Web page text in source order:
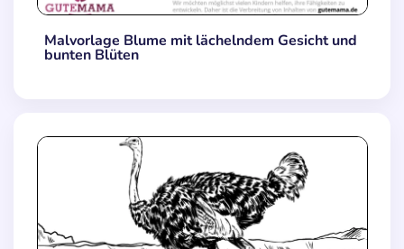
Malvorlage Blume mit lächelndem Gesicht und
bunten Blüten